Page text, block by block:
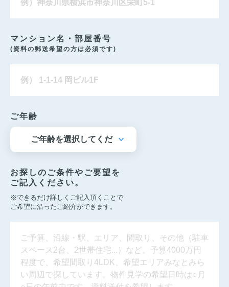
マンション名・部屋番号
(資料の郵送希望の方は必須です)
ご年齢
お探しのご条件やご要望を
ご記入ください。
※できるだけ詳しくご記入頂くことで
ご希望に沿ったご紹介ができます。